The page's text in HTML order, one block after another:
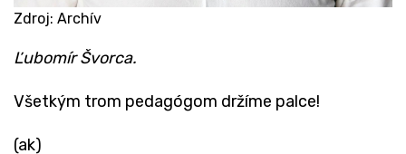
Zdroj: Archív
​Ľubomír Švorca.
Všetkým trom pedagógom držíme palce!
(ak)